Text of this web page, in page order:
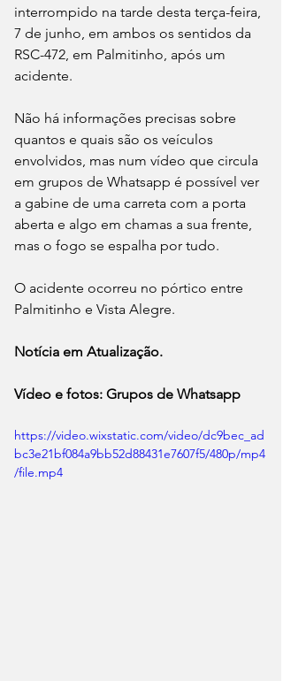
interrompido na tarde desta terça-feira,
7 de junho, em ambos os sentidos da
RSC-472, em Palmitinho, após um
acidente.
Não há informações precisas sobre
quantos e quais são os veículos
envolvidos, mas num vídeo que circula
em grupos de Whatsapp é possível ver
a gabine de uma carreta com a porta
aberta e algo em chamas a sua frente,
mas o fogo se espalha por tudo.
O acidente ocorreu no pórtico entre
Palmitinho e Vista Alegre.
Notícia em Atualização.
Vídeo e fotos: Grupos de Whatsapp
https://video.wixstatic.com/video/dc9bec_ad
bc3e21bf084a9bb52d88431e7607f5/480p/mp4
/file.mp4